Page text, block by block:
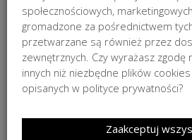
Karczoch dekoracyjny zielony
DO
społecznościowych,
gromadzone za pośrednictwem
przetwarzane są również przez
zewnętrznych. Czy wyrażasz zgodę
innych niż niezbędne plików
opisanych w polityce prywatności?
Zaakceptuj